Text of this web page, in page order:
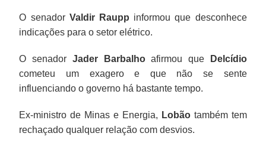
O senador Valdir Raupp informou que desconhece
indicações para o setor elétrico.
O senador Jader Barbalhoafirmou que
Delcídio
cometeu um exagero e que não se sente
influenciando o governo há bastante tempo.
Ex-ministro de Minas e Energia, Lobãotambém tem
rechaçado qualquer relação com desvios.